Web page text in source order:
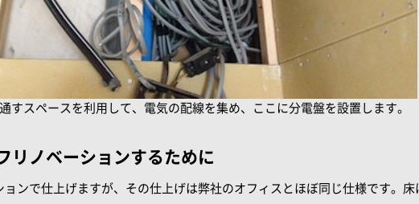
すスペースを利用して、電気の配線を集め、ここに分電盤を設置します。
リノベーションするために
ンで仕上げますが、その仕上げは弊社のオフィスとほぼ同じ仕様です。